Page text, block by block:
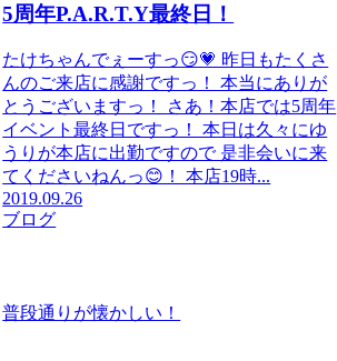
5周年P.A.R.T.Y最終日！
たけちゃんでぇーすっ😏💗 昨日もたくさ
んのご来店に感謝ですっ！ 本当にありが
とうございますっ！ さあ！本店では5周年
イベント最終日ですっ！ 本日は久々にゆ
うりが本店に出勤ですので 是非会いに来
てくださいねんっ😊！ 本店19時...
2019.09.26
ブログ
普段通りが懐かしい！